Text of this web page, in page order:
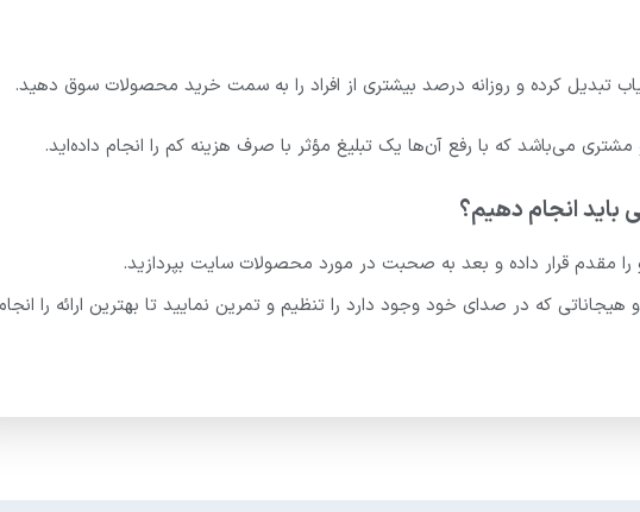
تبدیل کرده و روزانه درصد بیشتری از افراد را به سمت خرید محصولات سوق دهید.
می‌باشد که با رفع آن‌ها یک تبلیغ مؤثر با صرف هزینه کم را انجام داده‌اید.
باید انجام دهیم؟
مقدم قرار داده و بعد به صحبت در مورد محصولات سایت بپردازید.
که در صدای خود وجود دارد را تنظیم و تمرین نمایید تا بهترین ارائه را